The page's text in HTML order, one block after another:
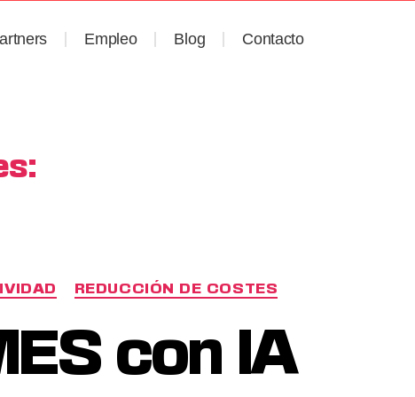
Empleo Blog Contacto
REDUCCIÓN DE COSTES
con IA